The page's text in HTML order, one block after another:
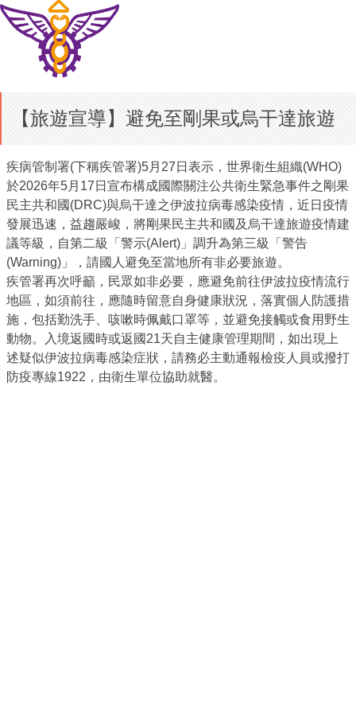
【旅遊宣導】避免至剛果或烏干達旅遊
疾病管制署(下稱疾管署)5月27日表示，世界衛生組織(WHO)
於2026年5月17日宣布構成國際關注公共衛生緊急事件之剛果
民主共和國(DRC)與烏干達之伊波拉病毒感染疫情，近日疫情
發展迅速，益趨嚴峻，將剛果民主共和國及烏干達旅遊疫情建
議等級，自第二級「警示(Alert)」調升為第三級「警告
(Warning)」，請國人避免至當地所有非必要旅遊。
疾管署再次呼籲，民眾如非必要，應避免前往伊波拉疫情流行
地區，如須前往，應隨時留意自身健康狀況，落實個人防護措
施，包括勤洗手、咳嗽時佩戴口罩等，並避免接觸或食用野生
動物。入境返國時或返國21天自主健康管理期間，如出現上
述疑似伊波拉病毒感染症狀，請務必主動通報檢疫人員或撥打
防疫專線1922，由衛生單位協助就醫。